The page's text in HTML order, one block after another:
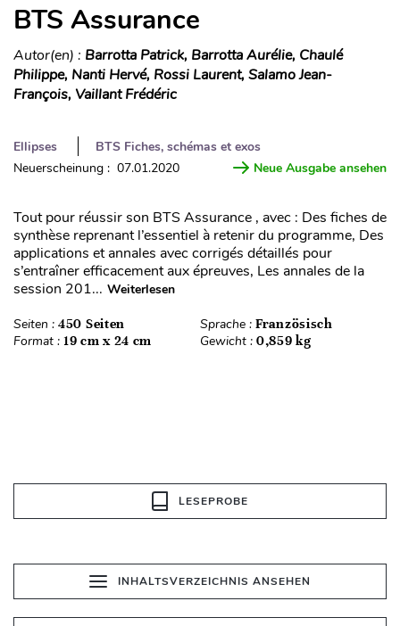
BTS Assurance
Autor(en) : Barrotta Patrick, Barrotta Aurélie, Chaulé
Philippe, Nanti Hervé, Rossi Laurent, Salamo Jean-
François, Vaillant Frédéric
Ellipses
BTS Fiches, schémas et exos
Neuerscheinung : 07.01.2020
Neue Ausgabe ansehen
Tout pour réussir son BTS Assurance , avec : Des fiches de
synthèse reprenant l’essentiel à retenir du programme, Des
applications et annales avec corrigés détaillés pour
s’entraîner efficacement aux épreuves, Les annales de la
session 201... Weiterlesen
Seiten : 450 Seiten Sprache : Französisch
Format : 19 cm x 24 cm Gewicht : 0,859 kg
LESEPROBE
INHALTSVERZEICHNIS ANSEHEN